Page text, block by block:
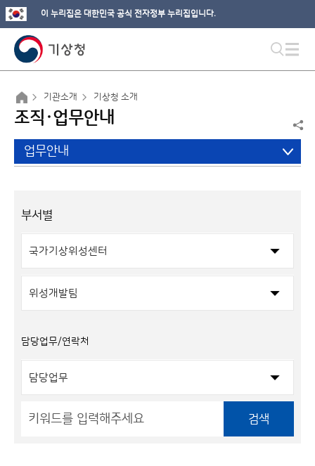
이 누리집은 대한민국 공식 전자정부 누리집입니다.
기관소개 기상청 소개
조직·업무안내
업무안내
부서별
담당업무/연락처
검색